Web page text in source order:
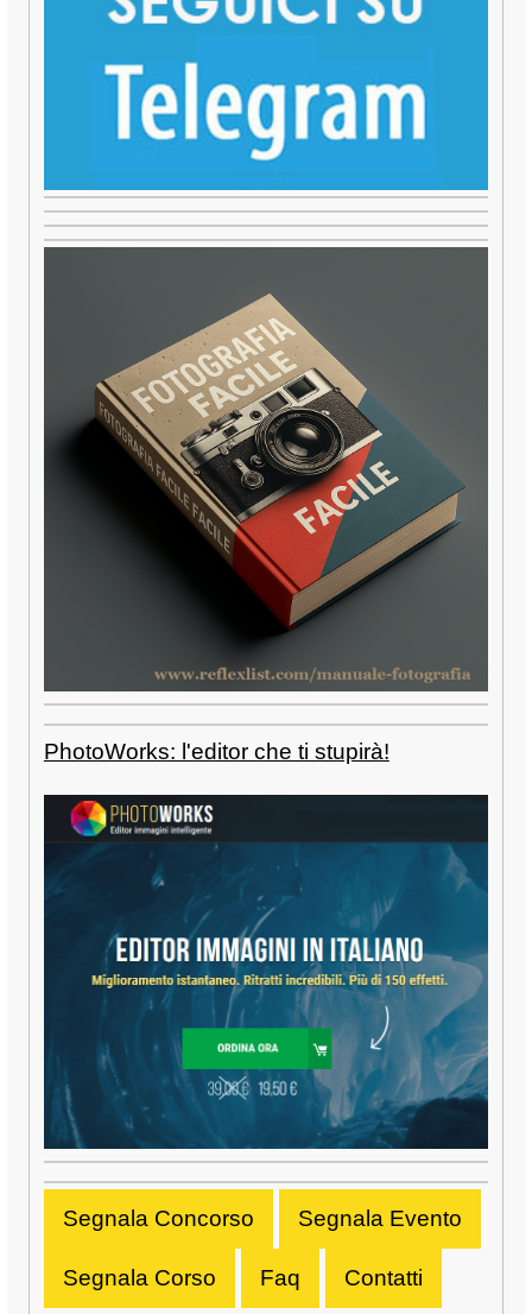
PhotoWorks: l'editor che ti stupirà!
Segnala Concorso Segnala Evento
Segnala Corso Faq Contatti